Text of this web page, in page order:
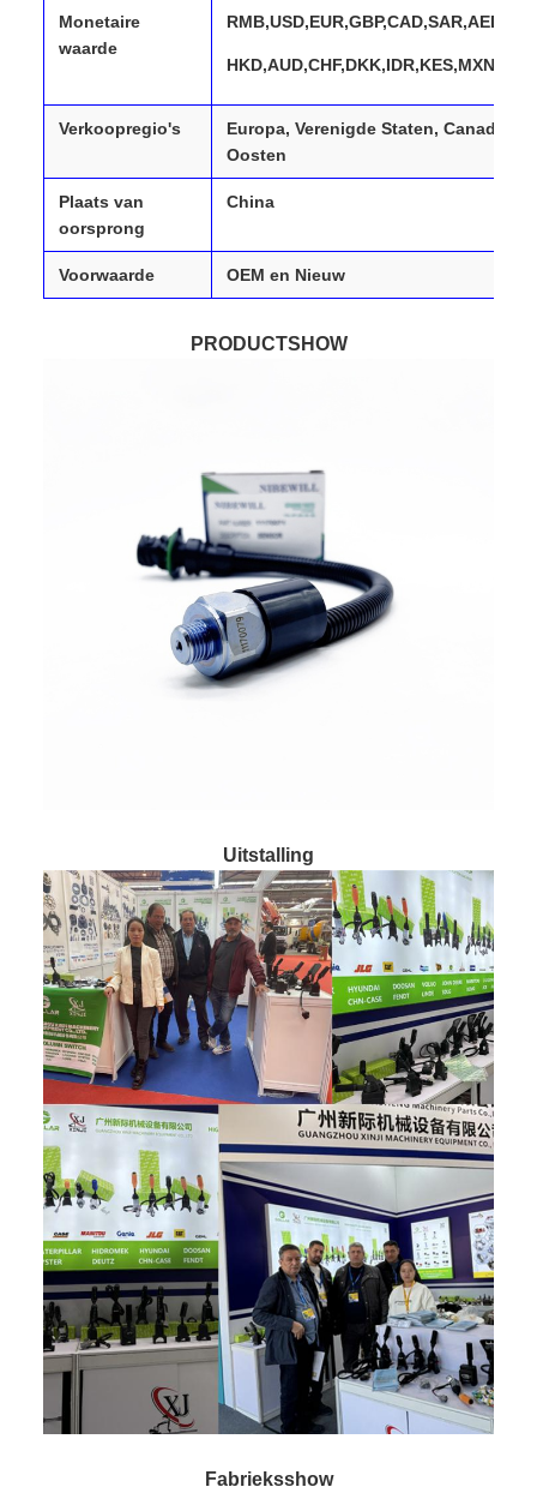
Monetaire
waarde
HKD,AUD,CHF,DKK,IDR,KES,MXN,MYR
Verkoopregio's
Europa, Verenigde Staten, Canada,
Oosten
Plaats van
oorsprong
China
Voorwaarde OEM en Nieuw
PRODUCTSHOW
Uitstalling
Fabrieksshow